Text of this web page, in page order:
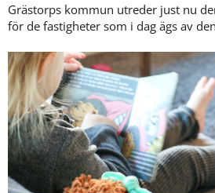
Grästorps kommun utreder just nu
för de fastigheter som i dag ägs av